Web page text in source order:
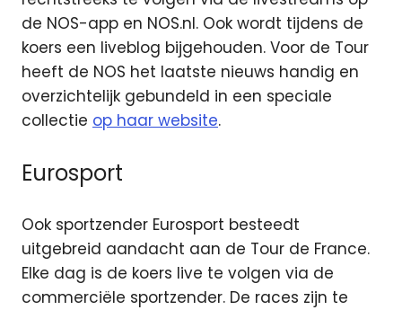
de NOS-app en NOS.nl. Ook wordt tijdens de
koers een liveblog bijgehouden. Voor de Tour
heeft de NOS het laatste nieuws handig en
overzichtelijk gebundeld in een speciale
collectie op haar website.
Eurosport
Ook sportzender Eurosport besteedt
uitgebreid aandacht aan de Tour de France.
Elke dag is de koers live te volgen via de
commerciële sportzender. De races zijn te